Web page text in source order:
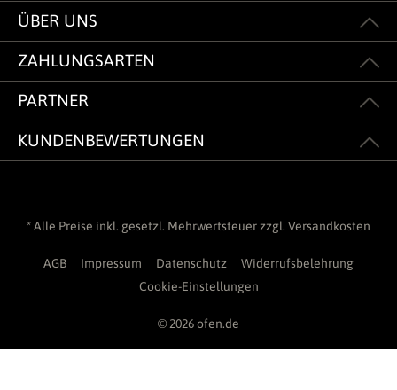
ÜBER UNS
ZAHLUNGSARTEN
PARTNER
KUNDENBEWERTUNGEN
* Alle Preise inkl. gesetzl. Mehrwertsteuer zzgl. Versandkosten
AGB Impressum Datenschutz
Widerrufsbelehrung
Cookie-Einstellungen
© 2026 ofen.de